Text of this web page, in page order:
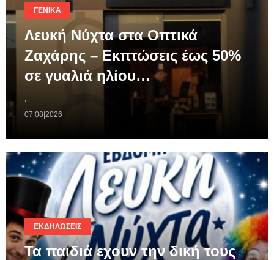
ΓΕΝΙΚΆ
Λευκή Νύχτα στα Οπτικά
Ζαχάρης – Εκπτώσεις έως 50%
σε γυαλιά ηλίου…
.
07|08|2026
ΕΚΔΗΛΏΣΕΙΣ
Τα παιδιά εχουν την δική τους